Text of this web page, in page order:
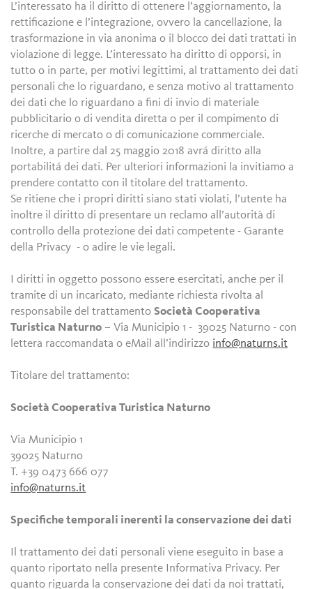
L’interessato ha il diritto di ottenere l’aggiornamento, la
rettificazione e l’integrazione, ovvero la cancellazione, la
trasformazione in via anonima o il blocco dei dati trattati in
violazione di legge. L’interessato ha diritto di opporsi, in
tutto o in parte, per motivi legittimi, al trattamento dei dati
personali che lo riguardano, e senza motivo al trattamento
dei dati che lo riguardano a fini di invio di materiale
pubblicitario o di vendita diretta o per il compimento di
ricerche di mercato o di comunicazione commerciale.
Inoltre, a partire dal 25 maggio 2018 avrá diritto alla
portabilitá dei dati. Per ulteriori informazioni la invitiamo a
prendere contatto con il titolare del trattamento.
Se ritiene che i propri diritti siano stati violati, l’utente ha
inoltre il diritto di presentare un reclamo all’autorità di
controllo della protezione dei dati competente - Garante
della Privacy - o adire le vie legali.
I diritti in oggetto possono essere esercitati, anche per il
tramite di un incaricato, mediante richiesta rivolta al
responsabile del trattamentoSocietà Cooperativa
Turistica Naturno – Via Municipio 1 - 39025 Naturno - con
lettera raccomandata o eMail all’indirizzo info@naturns.it
Titolare del trattamento:
Società Cooperativa Turistica Naturno
Via Municipio 1
39025 Naturno
T. +39 0473 666 077
info@naturns.it
Specifiche temporali inerenti la conservazione dei dati
Il trattamento dei dati personali viene eseguito in base a
quanto riportato nella presente Informativa Privacy. Per
quanto riguarda la conservazione dei dati da noi trattati,